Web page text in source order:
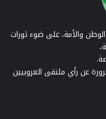
والأمة، على ضوء ثورات
عن رأي ملتقى العروبيين